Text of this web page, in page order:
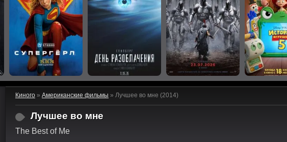
Киного » Американские фильмы » Лучшее во мне (2014)
Лучшее во мне
The Best of Me